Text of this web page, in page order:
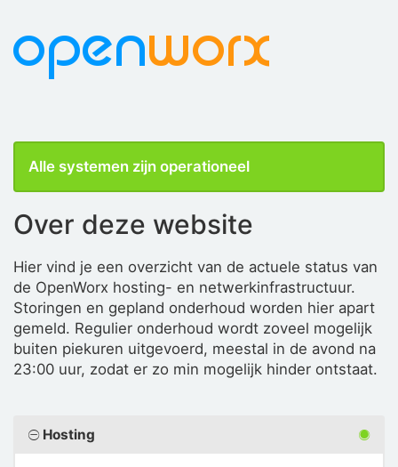
Alle systemen zijn operationeel
Over deze website
Hier vind je een overzicht van de actuele status van
de OpenWorx hosting- en netwerkinfrastructuur.
Storingen en gepland onderhoud worden hier apart
gemeld. Regulier onderhoud wordt zoveel mogelijk
buiten piekuren uitgevoerd, meestal in de avond na
23:00 uur, zodat er zo min mogelijk hinder ontstaat.
Hosting